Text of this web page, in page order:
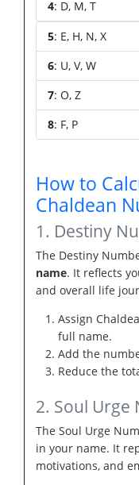
4: D, M, T
5: E, H, N, X
6: U, V, W
7: O, Z
8: F, P
How to
Chaldean
1. Destiny
The Destiny
name. It reflects
and overall life
Assign
full name.
Add the
Reduce the
2. Soul Urge
The Soul Urge
in your name. It
motivations, and